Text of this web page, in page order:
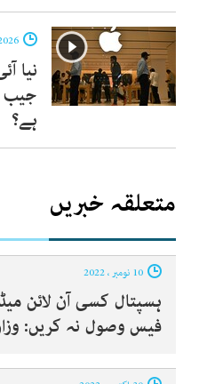
جیب
ہے؟
متعلقہ خبریں
ہسپتال کسی آن لائن
فیس وصول نہ کریں: